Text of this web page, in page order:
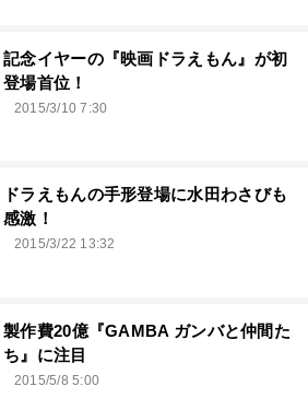
記念イヤーの『映画ドラえもん』が初
登場首位！
2015/3/10 7:30
ドラえもんの手形登場に水田わさびも
感激！
2015/3/22 13:32
製作費20億『GAMBA ガンバと仲間た
ち』に注目
2015/5/8 5:00